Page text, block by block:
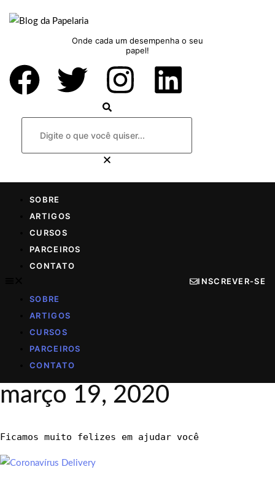
Onde cada um desempenha o seu
papel!
SOBRE
ARTIGOS
CURSOS
PARCEIROS
CONTATO
SOBRE
ARTIGOS
CURSOS
PARCEIROS
CONTATO
INSCREVER-SE
março 19, 2020
Ficamos muito felizes em ajudar você